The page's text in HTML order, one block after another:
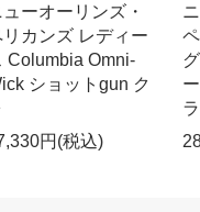
ューオーリンズ・
リカンズ レディー
Columbia Omni-
ショットgun ク
円(税込)